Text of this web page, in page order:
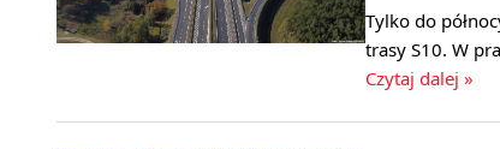
Tylko do
trasy S10. W
Czytaj dalej »